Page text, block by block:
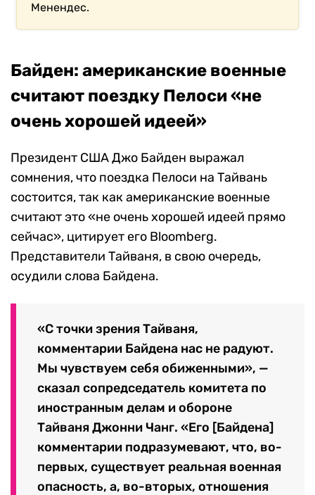
Менендес.
Байден: американские военные
считают поездку Пелоси «не
очень хорошей идеей»
Президент США Джо Байден выражал
сомнения, что поездка Пелоси на Тайвань
состоится, так как американские военные
считают это «не очень хорошей идеей прямо
сейчас», цитирует его Bloomberg.
Представители Тайваня, в свою очередь,
осудили слова Байдена.
«С точки зрения Тайваня,
комментарии Байдена нас не радуют.
Мы чувствуем себя обиженными», —
сказал сопредседатель комитета по
иностранным делам и обороне
Тайваня Джонни Чанг. «Его [Байдена]
комментарии подразумевают, что, во-
первых, существует реальная военная
опасность, а, во-вторых, отношения